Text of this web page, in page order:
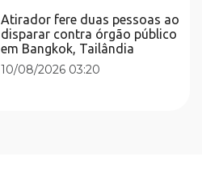
Atirador fere duas pessoas ao
disparar contra órgão público
em Bangkok, Tailândia
10/08/2026 03:20